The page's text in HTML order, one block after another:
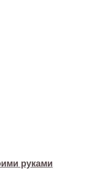
руками